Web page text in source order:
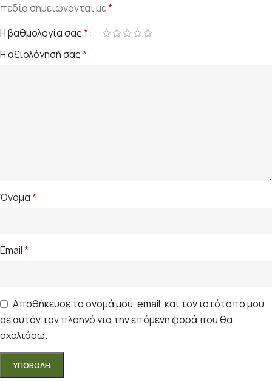
πεδία σημειώνονται με*
Η βαθμολογία σας*
Η αξιολόγησή σας*
Όνομα*
Email*
Αποθήκευσε το όνομά μου, email, και τον ιστότοπο μου
σε αυτόν τον πλοηγό για την επόμενη φορά που θα
σχολιάσω.